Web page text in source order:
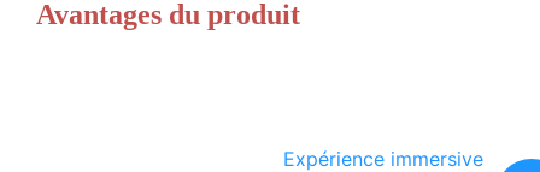
Avantages du produit
Expérience immersive